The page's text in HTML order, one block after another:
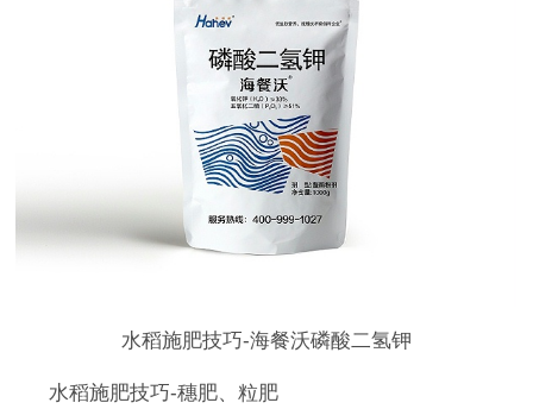
水稻施肥技巧-海餐沃磷酸二氢钾
水稻施肥技巧-穗肥、粒肥